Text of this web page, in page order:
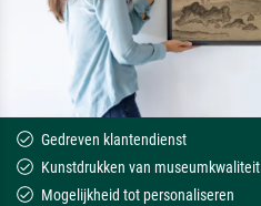
Gedreven klantendienst
Kunstdrukken van museumkwaliteit
Mogelijkheid tot personaliseren